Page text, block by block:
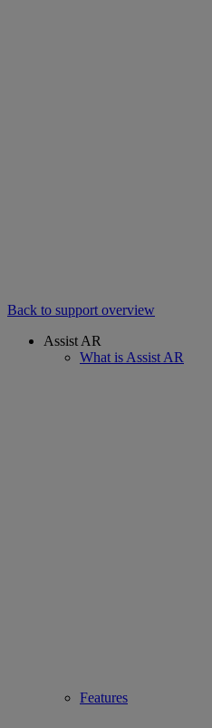
Back to support overview
Assist AR
What is Assist AR
Features